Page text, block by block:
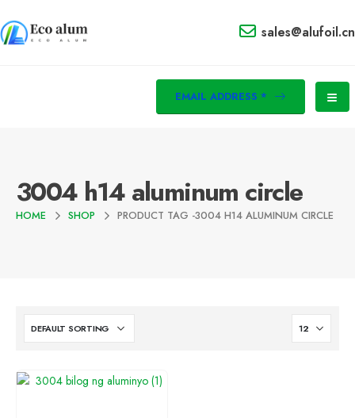
sales@alufoil.cn
EMAIL ADDRESS *
3004 h14 aluminum circle
HOME SHOP PRODUCT TAG -3004 H14 ALUMINUM CIRCLE